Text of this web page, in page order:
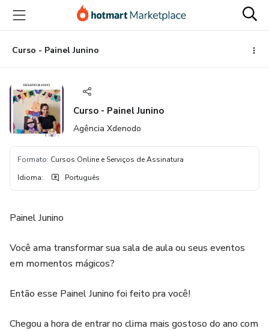
para
conteúdo
principal
para
pagamento
para
rodapé
Curso - Painel Junino
Curso - Painel Junino
Agência Xdenodo
Formato: Cursos Online e Serviços de Assinatura
Idioma: Português
Painel Junino
Você ama transformar sua sala de aula ou seus eventos
em momentos mágicos?
Então esse Painel Junino foi feito pra você!
Chegou a hora de entrar no clima mais gostoso do ano com